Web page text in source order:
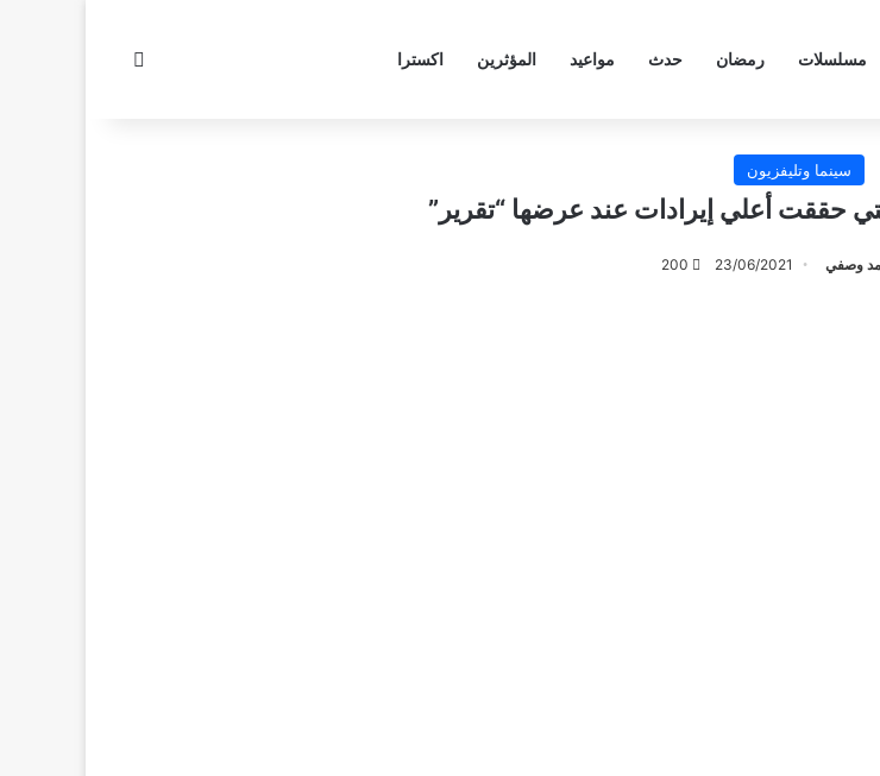
مسلسلات رمضان حدث مواعيد المؤثرين اكسترا
سينما وتليفزيون
حققت أعلي إيرادات عند عرضها “تقرير”
وصفي 23/06/2021
200